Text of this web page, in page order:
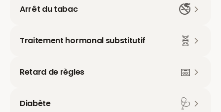
Arrêt du tabac 🚭
Traitement hormonal substitutif 🧬
Retard de règles 📅
Diabète 🩺